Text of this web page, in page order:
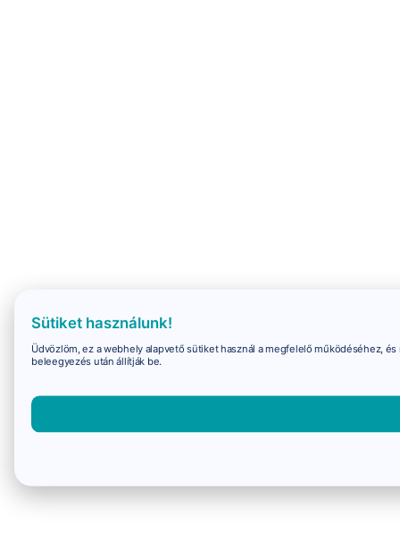
Sütiket használunk!
Üdvözlöm, ez a webhely alapvető sütiket használ a megfelelő működéséhez,
beleegyezés után állítják be.